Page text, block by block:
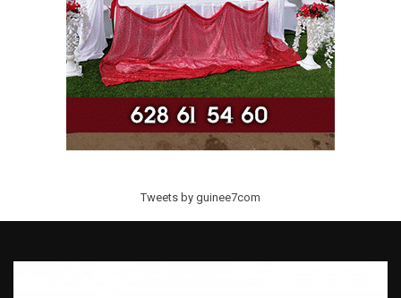
Tweets by guinee7com